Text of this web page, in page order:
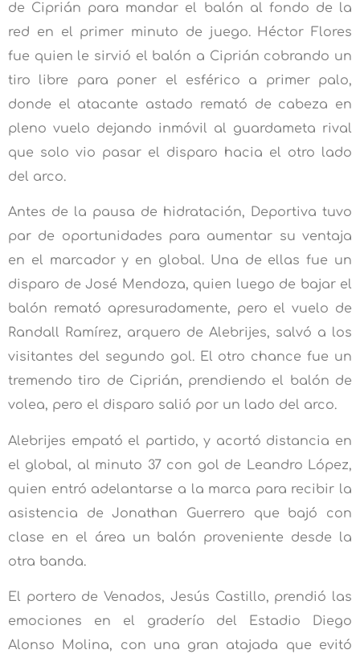
de Ciprián para mandar el balón al fondo de la
red en el primer minuto de juego. Héctor Flores
fue quien le sirvió el balón a Ciprián cobrando un
tiro libre para poner el esférico a primer palo,
donde el atacante astado remató de cabeza en
pleno vuelo dejando inmóvil al guardameta rival
que solo vio pasar el disparo hacia el otro lado
del arco.
Antes de la pausa de hidratación, Deportiva tuvo
par de oportunidades para aumentar su ventaja
en el marcador y en global. Una de ellas fue un
disparo de José Mendoza, quien luego de bajar el
balón remató apresuradamente, pero el vuelo de
Randall Ramírez, arquero de Alebrijes, salvó a los
visitantes del segundo gol. El otro chance fue un
tremendo tiro de Ciprián, prendiendo el balón de
volea, pero el disparo salió por un lado del arco.
Alebrijes empató el partido, y acortó distancia en
el global, al minuto 37 con gol de Leandro López,
quien entró adelantarse a la marca para recibir la
asistencia de Jonathan Guerrero que bajó con
clase en el área un balón proveniente desde la
otra banda.
El portero de Venados, Jesús Castillo, prendió las
emociones en el graderío del Estadio Diego
Alonso Molina, con una gran atajada que evitó